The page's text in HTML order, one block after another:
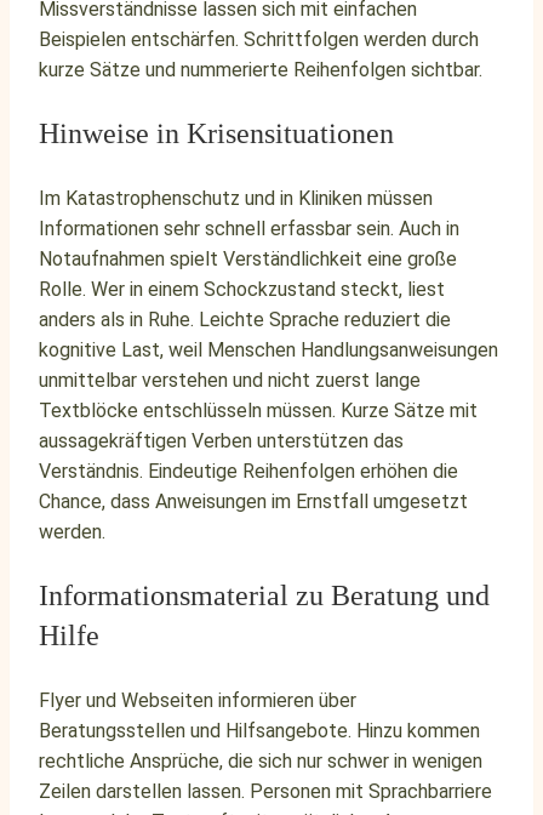
Missverständnisse lassen sich mit einfachen
Beispielen entschärfen. Schrittfolgen werden durch
kurze Sätze und nummerierte Reihenfolgen sichtbar.
Hinweise in Krisensituationen
Im Katastrophenschutz und in Kliniken müssen
Informationen sehr schnell erfassbar sein. Auch in
Notaufnahmen spielt Verständlichkeit eine große
Rolle. Wer in einem Schockzustand steckt, liest
anders als in Ruhe. Leichte Sprache reduziert die
kognitive Last, weil Menschen Handlungsanweisungen
unmittelbar verstehen und nicht zuerst lange
Textblöcke entschlüsseln müssen. Kurze Sätze mit
aussagekräftigen Verben unterstützen das
Verständnis. Eindeutige Reihenfolgen erhöhen die
Chance, dass Anweisungen im Ernstfall umgesetzt
werden.
Informationsmaterial zu Beratung und
Hilfe
Flyer und Webseiten informieren über
Beratungsstellen und Hilfsangebote. Hinzu kommen
rechtliche Ansprüche, die sich nur schwer in wenigen
Zeilen darstellen lassen. Personen mit Sprachbarriere